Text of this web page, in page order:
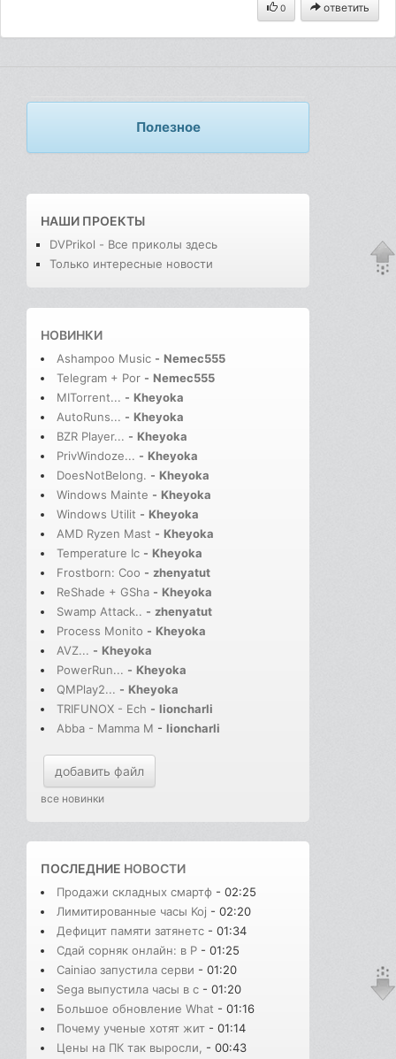
0 ответить
Полезное
НАШИ ПРОЕКТЫ
DVPrikol - Все приколы здесь
Только интересные новости
НОВИНКИ
Ashampoo Music - Nemec555
Telegram + Por - Nemec555
MITorrent... - Kheyoka
AutoRuns... - Kheyoka
BZR Player... - Kheyoka
PrivWindoze... - Kheyoka
DoesNotBelong. - Kheyoka
Windows Mainte - Kheyoka
Windows Utilit - Kheyoka
AMD Ryzen Mast - Kheyoka
Temperature Ic - Kheyoka
Frostborn: Coo - zhenyatut
ReShade + GSha - Kheyoka
Swamp Attack.. - zhenyatut
Process Monito - Kheyoka
AVZ... - Kheyoka
PowerRun... - Kheyoka
QMPlay2... - Kheyoka
TRIFUNOX - Ech - lioncharli
Abba - Mamma M - lioncharli
добавить файл
все новинки
ПОСЛЕДНИЕ НОВОСТИ
Продажи складных смартф - 02:25
Лимитированные часы Koj - 02:20
Дефицит памяти затянетс - 01:34
Сдай сорняк онлайн: в Р - 01:25
Cainiao запустила серви - 01:20
Sega выпустила часы в с - 01:20
Большое обновление What - 01:16
Почему ученые хотят жит - 01:14
Цены на ПК так выросли, - 00:43